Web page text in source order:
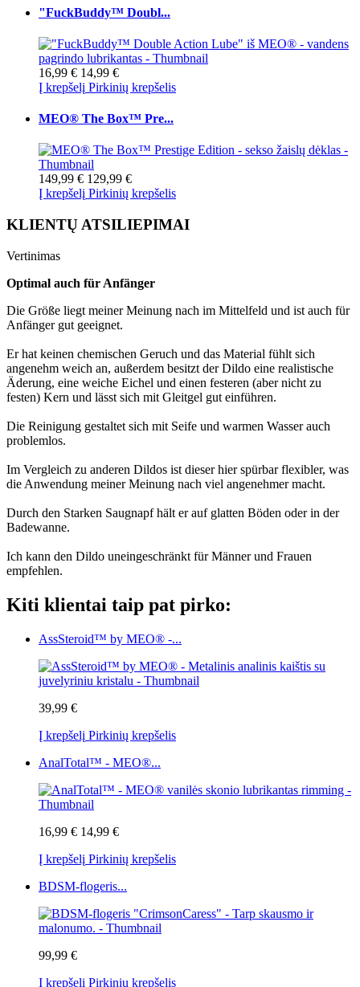
"FuckBuddy™ Doubl...
16,99 € 14,99 €
Į krepšelį Pirkinių krepšelis
MEO® The Box™ Pre...
149,99 € 129,99 €
Į krepšelį Pirkinių krepšelis
KLIENTŲ ATSILIEPIMAI
Vertinimas
Optimal auch für Anfänger
Die Größe liegt meiner Meinung nach im Mittelfeld und ist auch für
Anfänger gut geeignet.
Er hat keinen chemischen Geruch und das Material fühlt sich
angenehm weich an, außerdem besitzt der Dildo eine realistische
Äderung, eine weiche Eichel und einen festeren (aber nicht zu
festen) Kern und lässt sich mit Gleitgel gut einführen.
Die Reinigung gestaltet sich mit Seife und warmen Wasser auch
problemlos.
Im Vergleich zu anderen Dildos ist dieser hier spürbar flexibler, was
die Anwendung meiner Meinung nach viel angenehmer macht.
Durch den Starken Saugnapf hält er auf glatten Böden oder in der
Badewanne.
Ich kann den Dildo uneingeschränkt für Männer und Frauen
empfehlen.
Kiti klientai taip pat pirko:
AssSteroid™ by MEO® -...
39,99 €
Į krepšelį Pirkinių krepšelis
AnalTotal™ - MEO®...
16,99 € 14,99 €
Į krepšelį Pirkinių krepšelis
BDSM-flogeris...
99,99 €
Į krepšelį Pirkinių krepšelis